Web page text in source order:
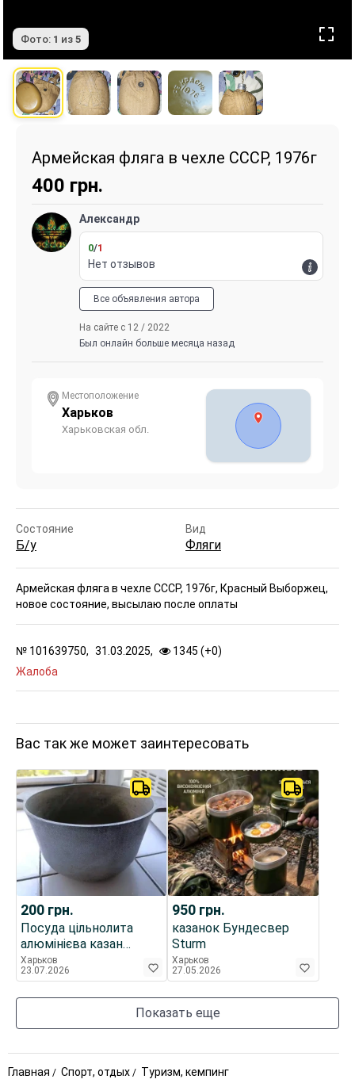
Фото: 1 из 5
Армейская фляга в чехле СССР, 1976г
400 грн.
Александр
0/1
Нет отзывов
Все объявления автора
На сайте с 12 / 2022
Был онлайн больше месяца назад
Местоположение
Харьков
Харьковская обл.
Состояние
Б/у
Вид
Фляги
Армейская фляга в чехле СССР, 1976г, Красный Выборжец,
новое состояние, высылаю после оплаты
№ 101639750, 31.03.2025, 1345 (+0)
Жалоба
Вас так же может заинтересовать
200 грн.
Посуда цільнолита
алюмінієва казан
казанок каструля
кастрюля невелика,
Харьков
23.07.2026
950 грн.
казанок Бундесвер
Sturm
Харьков
27.05.2026
Показать еще
Главная Спорт, отдых
Туризм, кемпинг